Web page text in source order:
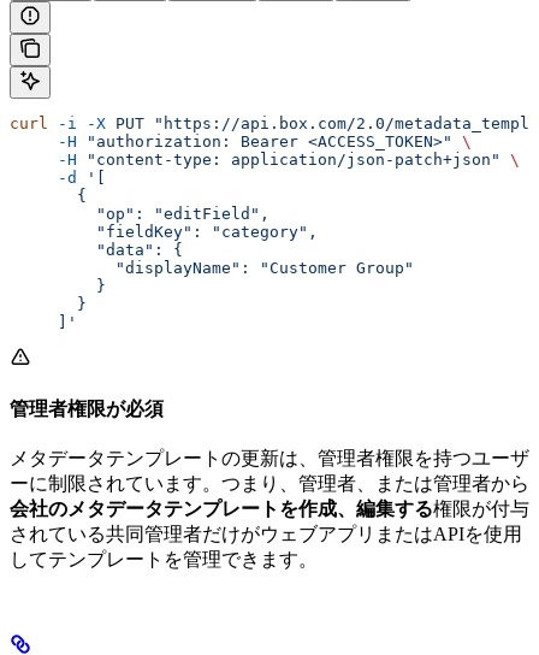
curl -i -X PUT "https://api.box.com/2.0/
     -H
"authorization: Bearer <ACCESS_TOKEN>"
\
     -H
"content-type: application/json-patch+json"
\
     -d
'[
       {
         "op": "editField",
         "fieldKey": "category",
         "data": {
           "displayName": "Customer Group"
         }
       }
     ]'
管理者権限が必須
メタデータテンプレートの更新は、管理者権限を持つユーザ
ーに制限されています。つまり、管理者、または管理者から
会社のメタデータテンプレートを作成、編集する権限が付与
されている共同管理者だけがウェブアプリまたはAPIを使用
してテンプレートを管理できます。